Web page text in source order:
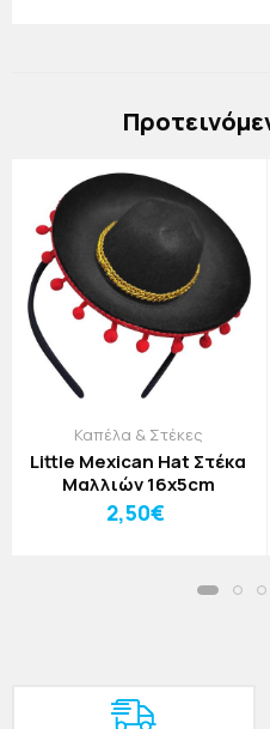
Καπέλα & Στέκες
Little Mexican Hat Στέκα
Μαλλιών 16x5cm
2,50€